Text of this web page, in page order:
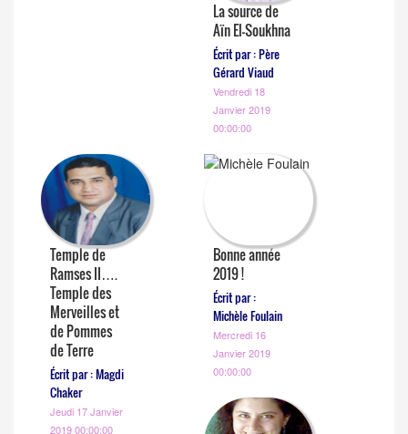
La source de
Aïn El-Soukhna
Écrit par : Père
Gérard Viaud
Vendredi 18
Janvier 2019
00:00:00
Temple de
Ramses II….
Temple des
Merveilles et
de Pommes
de Terre
Écrit par : Magdi
Chaker
Jeudi 17 Janvier
2019 00:00:00
Bonne année
2019 !
Écrit par :
Michèle Foulain
Mercredi 16
Janvier 2019
00:00:00